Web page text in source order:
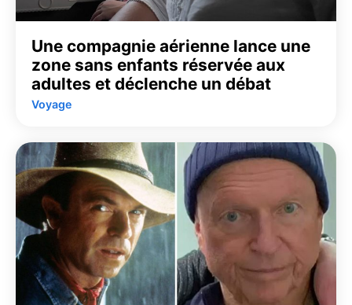
Une compagnie aérienne lance une
zone sans enfants réservée aux
adultes et déclenche un débat
Voyage